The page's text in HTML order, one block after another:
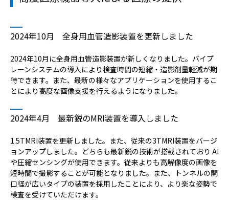
2024年10月 全身用血管造影装置を更新しました
2024年10月に全身用血管造影装置が新しくなりました。バイプ
レーンシステムの導入により検査時間の短縮・造影剤量軽減が期
待できます。また、最新の様々なアプリケーションを使用するこ
とにより高度な画像支援を行えるようになりました。
2024年4月 最新鋭のMRI装置を導入しました
1.5TMRI装置を更新しました。また、従来の3TMRI装置をバージ
ョンアップしました。どちらも最新鋭の技術が搭載されており AI
や圧縮センシングが使用できます。従来よりも高解像度の画像を
短時間で撮影することが可能となりました。また、トンネルの開
口径が広いタイプの装置を採用したことにより、より楽な姿勢で
検査を受けていただけます。